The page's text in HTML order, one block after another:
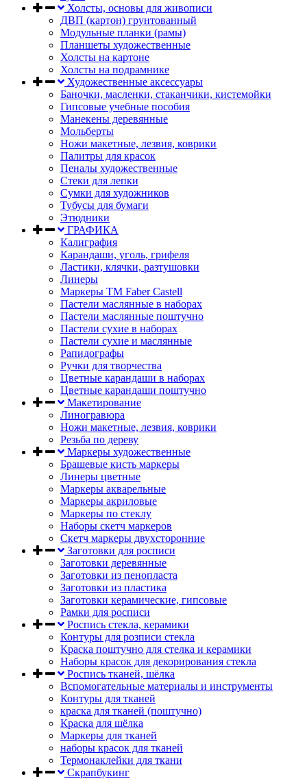
Холсты, основы для живописи
ДВП (картон) грунтованный
Модульные планки (рамы)
Планшеты художественные
Холсты на картоне
Холсты на подрамнике
Художественные аксессуары
Баночки, масленки, стаканчики, кистемойки
Гипсовые учебные пособия
Манекены деревянные
Мольберты
Ножи макетные, лезвия, коврики
Палитры для красок
Пеналы художественные
Стеки для лепки
Сумки для художников
Тубусы для бумаги
Этюдники
ГРАФИКА
Калиграфия
Карандаши, уголь, грифеля
Ластики, клячки, разтушовки
Линеры
Маркеры TM Faber Castell
Пастели маслянные в наборах
Пастели маслянные поштучно
Пастели сухие в наборах
Пастели сухие и маслянные
Рапидографы
Ручки для творчества
Цветные карандаши в наборах
Цветные карандаши поштучно
Макетирование
Линогравюра
Ножи макетные, лезвия, коврики
Резьба по дереву
Маркеры художественные
Брашевые кисть маркеры
Линеры цветные
Маркеры акварельные
Маркеры акриловые
Маркеры по стеклу
Наборы скетч маркеров
Скетч маркеры двухсторонние
Заготовки для росписи
Заготовки деревянные
Заготовки из пенопласта
Заготовки из пластика
Заготовки керамические, гипсовые
Рамки для росписи
Роспись стекла, керамики
Контуры для розписи стекла
Краска поштучно для стелка и керамики
Наборы красок для декорирования стекла
Роспись тканей, шёлка
Вспомогательные материалы и инструменты
Контуры для тканей
краска для тканей (поштучно)
Краска для шёлка
Маркеры для тканей
наборы красок для тканей
Термонаклейки для ткани
Скрапбукинг